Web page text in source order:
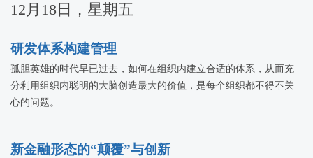
12月18日，星期五
研发体系构建管理
孤胆英雄的时代早已过去，如何在组织内建立合适的体系，从而充
分利用组织内聪明的大脑创造最大的价值，是每个组织都不得不关
心的问题。
新金融形态的“颠覆”与创新